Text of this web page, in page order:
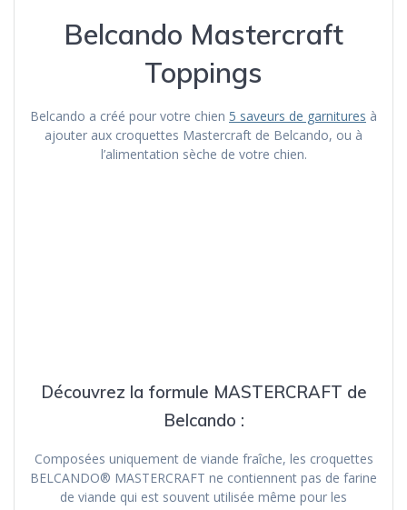
Belcando Mastercraft
Toppings
Belcando a créé pour votre chien 5 saveurs de garnitures à
ajouter aux croquettes Mastercraft de Belcando, ou à
l’alimentation sèche de votre chien.
Découvrez la formule MASTERCRAFT de
Belcando :
Composées uniquement de viande fraîche, les croquettes
BELCANDO® MASTERCRAFT ne contiennent pas de farine
de viande qui est souvent utilisée même pour les